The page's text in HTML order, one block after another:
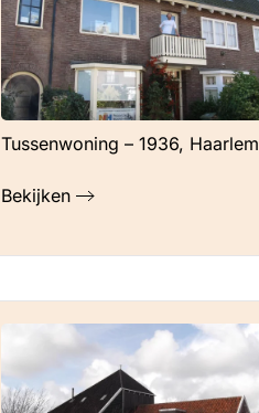
Tussenwoning – 1936, Haarlem
Bekijken